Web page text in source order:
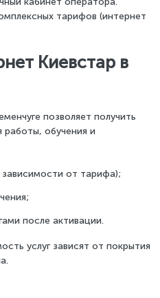
тарифов (интернет
Киевстар в
позволяет получить
работы, обучения и
от тарифа);
после активации.
услуг зависят от покрытия